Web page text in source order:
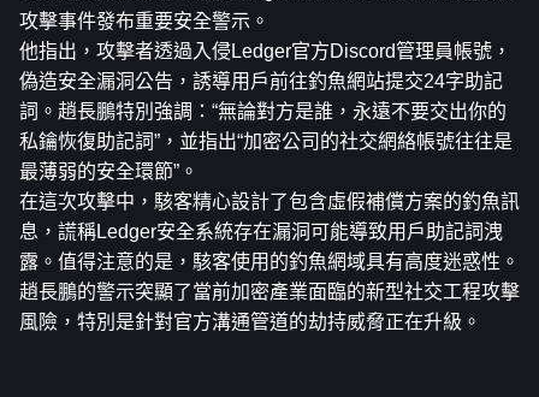
攻擊事件發布重要安全警示。
他指出，攻擊者透過入侵Ledger官方Discord管理員帳號，
偽造安全漏洞公告，誘導用戶前往釣魚網站提交24字助記
詞。趙長鵬特別強調：“無論對方是誰，永遠不要交出你的
私鑰恢復助記詞”，並指出“加密公司的社交網絡帳號往往是
最薄弱的安全環節”。
在這次攻擊中，駭客精心設計了包含虛假補償方案的釣魚訊
息，謊稱Ledger安全系統存在漏洞可能導致用戶助記詞洩
露。值得注意的是，駭客使用的釣魚網域具有高度迷惑性。
趙長鵬的警示突顯了當前加密產業面臨的新型社交工程攻擊
風險，特別是針對官方溝通管道的劫持威脅正在升級。